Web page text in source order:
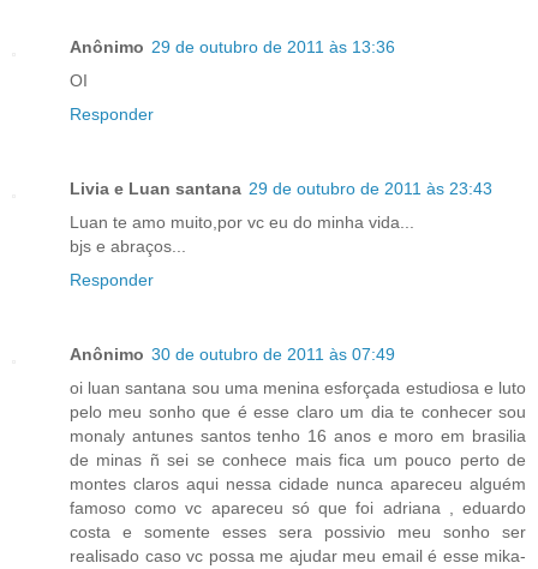
Anônimo 29 de outubro de 2011 às 13:36
OI
Responder
Livia e Luan santana 29 de outubro de 2011 às 23:43
Luan te amo muito,por vc eu do minha vida...
bjs e abraços...
Responder
Anônimo 30 de outubro de 2011 às 07:49
oi luan santana sou uma menina esforçada estudiosa e luto
pelo meu sonho que é esse claro um dia te conhecer sou
monaly antunes santos tenho 16 anos e moro em brasilia
de minas ñ sei se conhece mais fica um pouco perto de
montes claros aqui nessa cidade nunca apareceu alguém
famoso como vc apareceu só que foi adriana , eduardo
costa e somente esses sera possivio meu sonho ser
realisado caso vc possa me ajudar meu email é esse mika-